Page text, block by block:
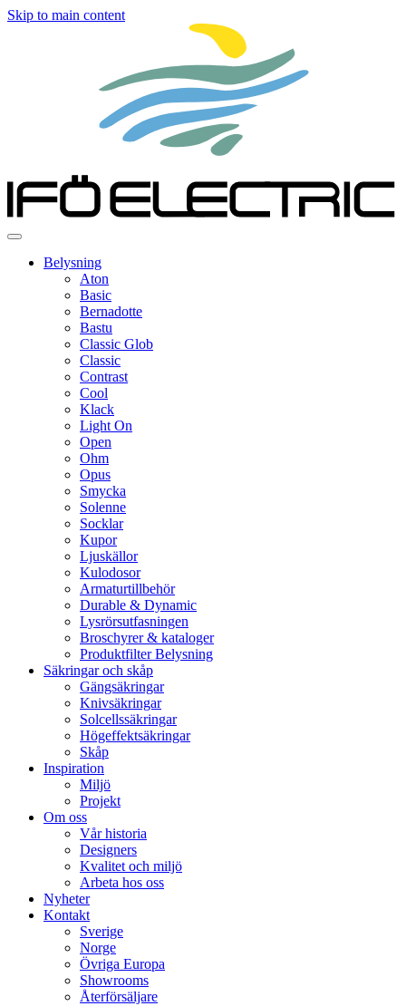
Skip to main content
Belysning
Aton
Basic
Bernadotte
Bastu
Classic Glob
Classic
Contrast
Cool
Klack
Light On
Open
Ohm
Opus
Smycka
Solenne
Socklar
Kupor
Ljuskällor
Kulodosor
Armaturtillbehör
Durable & Dynamic
Lysrörsutfasningen
Broschyrer & kataloger
Produktfilter Belysning
Säkringar och skåp
Gängsäkringar
Knivsäkringar
Solcellssäkringar
Högeffektsäkringar
Skåp
Inspiration
Miljö
Projekt
Om oss
Vår historia
Designers
Kvalitet och miljö
Arbeta hos oss
Nyheter
Kontakt
Sverige
Norge
Övriga Europa
Showrooms
Återförsäljare